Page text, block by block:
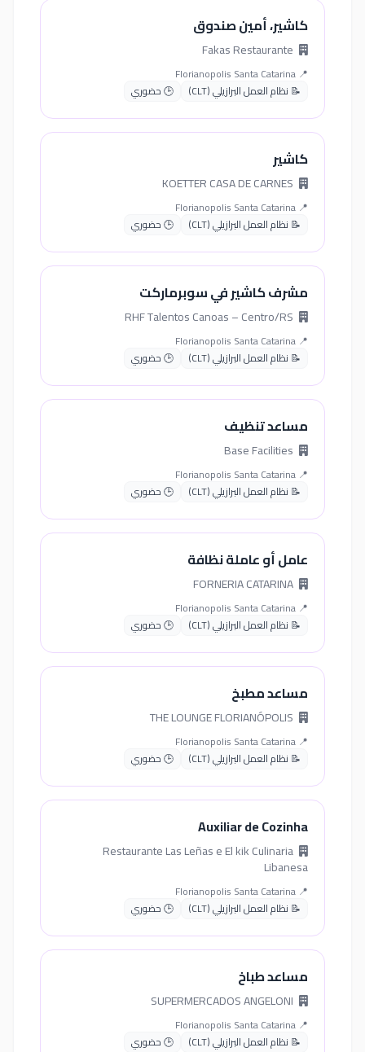
كاشير، أمين صندوق
📍 Florianopolis Santa Catarina
📝 نظام العمل البرازيلي (CLT)
🕒 حضوري
كاشير
📍 Florianopolis Santa Catarina
📝 نظام العمل البرازيلي (CLT)
🕒 حضوري
مشرف كاشير في سوبرماركت
📍 Florianopolis Santa Catarina
📝 نظام العمل البرازيلي (CLT)
🕒 حضوري
مساعد تنظيف
📍 Florianopolis Santa Catarina
📝 نظام العمل البرازيلي (CLT)
🕒 حضوري
عامل أو عاملة نظافة
📍 Florianopolis Santa Catarina
📝 نظام العمل البرازيلي (CLT)
🕒 حضوري
مساعد مطبخ
📍 Florianopolis Santa Catarina
📝 نظام العمل البرازيلي (CLT)
🕒 حضوري
Auxiliar de Cozinha
Restaurante Las Leñas e El kik Culinaria
Libanesa
📍 Florianopolis Santa Catarina
📝 نظام العمل البرازيلي (CLT)
🕒 حضوري
مساعد طباخ
📍 Florianopolis Santa Catarina
📝 نظام العمل البرازيلي (CLT)
🕒 حضوري